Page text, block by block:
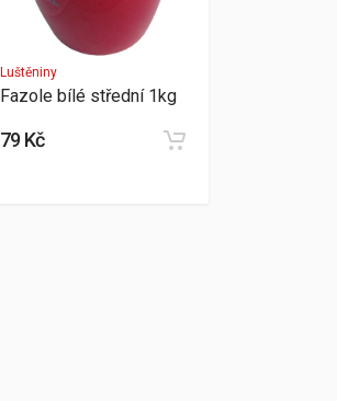
Luštěniny
Fazole bílé střední 1kg
79 Kč